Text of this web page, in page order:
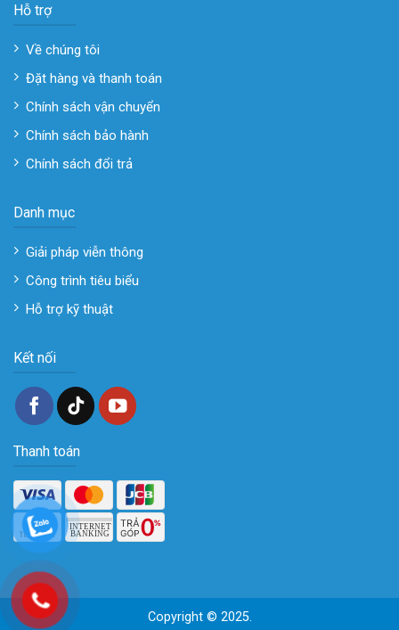
Hỗ trợ
Về chúng tôi
Đặt hàng và thanh toán
Chính sách vận chuyển
Chính sách bảo hành
Chính sách đổi trả
Danh mục
Giải pháp viễn thông
Công trình tiêu biểu
Hỗ trợ kỹ thuật
Kết nối
Thanh toán
Copyright © 2025.